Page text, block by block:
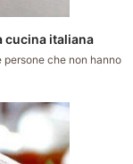
cucina italiana
persone che non hanno